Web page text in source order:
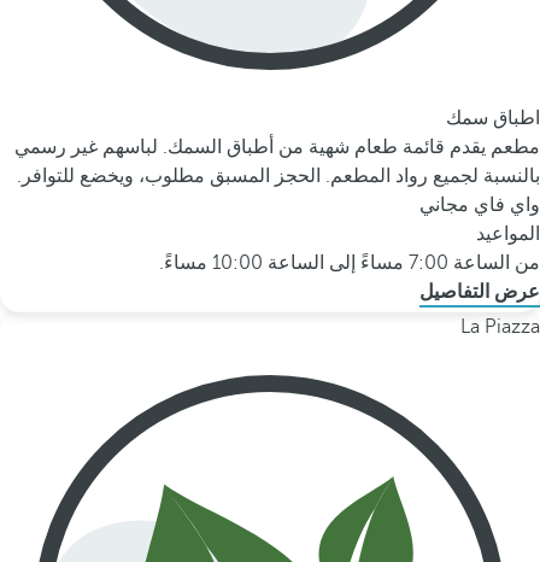
اطباق سمك
مطعم يقدم قائمة طعام شهية من أطباق السمك. لباسهم غير رسمي
بالنسبة لجميع رواد المطعم. الحجز المسبق مطلوب، ويخضع للتوافر.
واي فاي مجاني
المواعيد
من الساعة 7:00 مساءً إلى الساعة 10:00 مساءً.
عرض التفاصيل
La Piazza